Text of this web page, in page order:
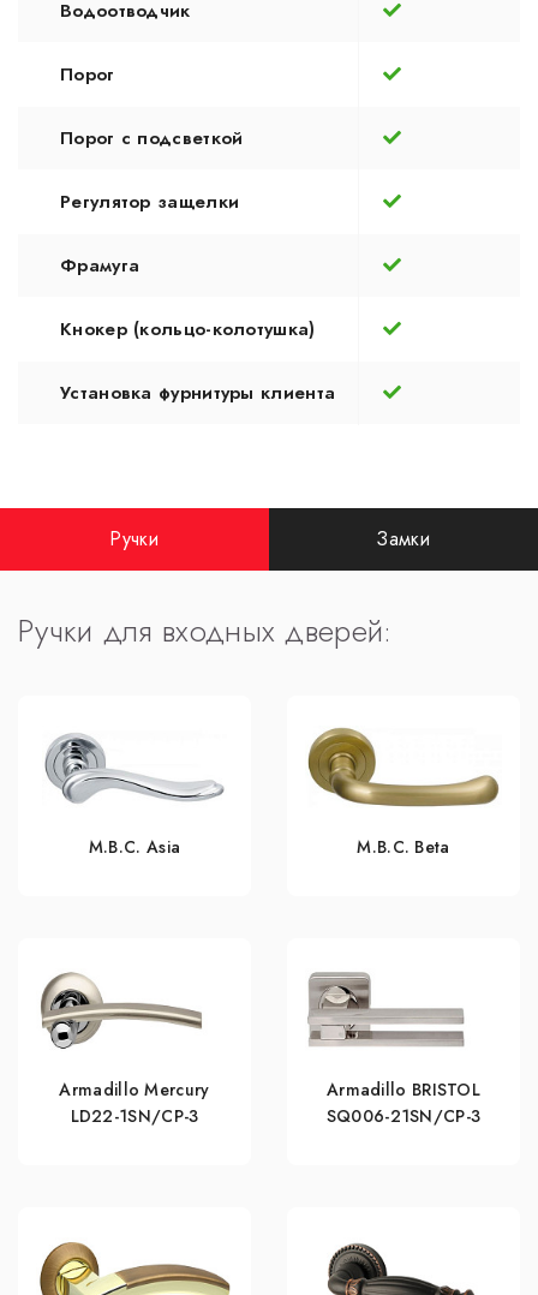
Водоотводчик
Порог
Порог с подсветкой
Регулятор защелки
Фрамуга
Кнокер (кольцо-колотушка)
Установка фурнитуры клиента
Ручки Замки
Ручки для входных дверей:
M.B.C. Asia M.B.C. Beta
Armadillo Mercury
LD22-1SN/CP-3
Armadillo BRISTOL
SQ006-21SN/CP-3